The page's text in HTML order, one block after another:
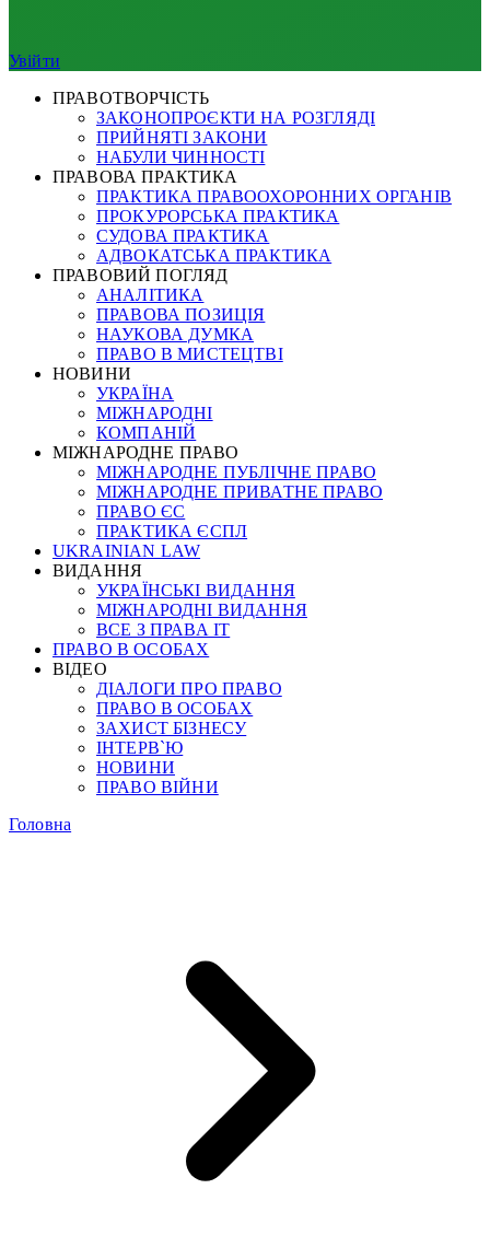
Увійти
ПРАВОТВОРЧІСТЬ
ЗАКОНОПРОЄКТИ НА РОЗГЛЯДІ
ПРИЙНЯТІ ЗАКОНИ
НАБУЛИ ЧИННОСТІ
ПРАВОВА ПРАКТИКА
ПРАКТИКА ПРАВООХОРОННИХ ОРГАНІВ
ПРОКУРОРСЬКА ПРАКТИКА
СУДОВА ПРАКТИКА
АДВОКАТСЬКА ПРАКТИКА
ПРАВОВИЙ ПОГЛЯД
АНАЛІТИКА
ПРАВОВА ПОЗИЦІЯ
НАУКОВА ДУМКА
ПРАВО В МИСТЕЦТВІ
НОВИНИ
УКРАЇНА
МІЖНАРОДНІ
КОМПАНІЙ
МІЖНАРОДНЕ ПРАВО
МІЖНАРОДНЕ ПУБЛІЧНЕ ПРАВО
МІЖНАРОДНЕ ПРИВАТНЕ ПРАВО
ПРАВО ЄС
ПРАКТИКА ЄСПЛ
UKRAINIAN LAW
ВИДАННЯ
УКРАЇНСЬКІ ВИДАННЯ
МІЖНАРОДНІ ВИДАННЯ
ВСЕ З ПРАВА ІТ
ПРАВО В ОСОБАХ
ВІДЕО
ДІАЛОГИ ПРО ПРАВО
ПРАВО В ОСОБАХ
ЗАХИСТ БІЗНЕСУ
ІНТЕРВ`Ю
НОВИНИ
ПРАВО ВІЙНИ
Головна